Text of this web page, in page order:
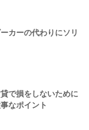
カーの代わりにソリ
で損をしないために
なポイント